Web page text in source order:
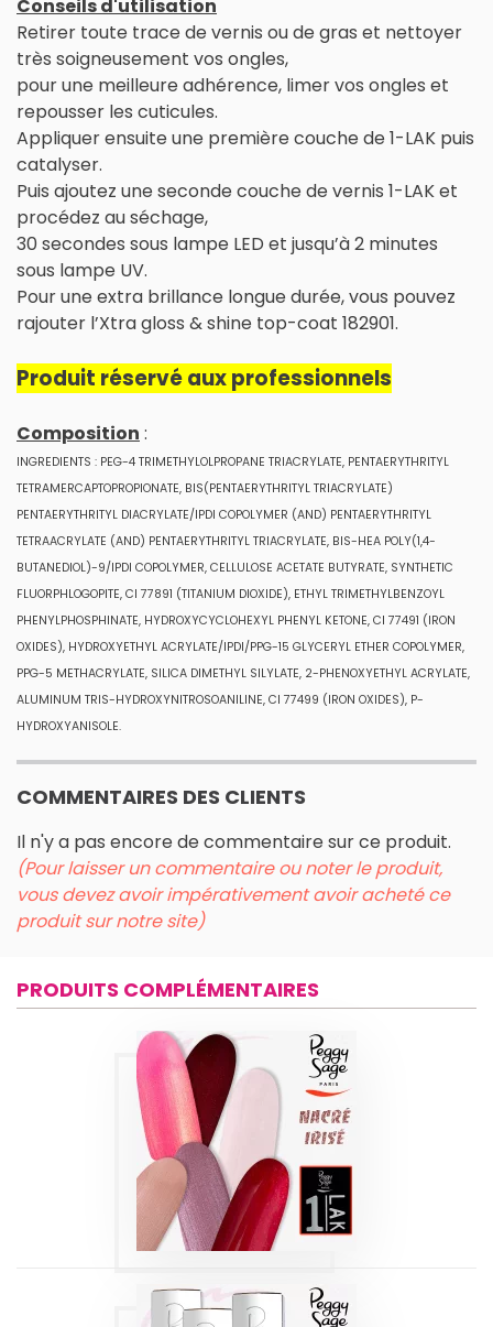
Conseils d'utilisation
Retirer toute trace de vernis ou de gras et nettoyer
très soigneusement vos ongles,
pour une meilleure adhérence, limer vos ongles et
repousser les cuticules.
Appliquer ensuite une première couche de 1-LAK puis
catalyser.
Puis ajoutez une seconde couche de vernis 1-LAK et
procédez au séchage,
30 secondes sous lampe LED et jusqu’à 2 minutes
sous lampe UV.
Pour une extra brillance longue durée, vous pouvez
rajouter l’Xtra gloss & shine top-coat 182901.
Produit réservé aux professionnels
Composition :
INGREDIENTS : PEG-4 TRIMETHYLOLPROPANE TRIACRYLATE, PENTAERYTHRITYL
TETRAMERCAPTOPROPIONATE, BIS(PENTAERYTHRITYL TRIACRYLATE)
PENTAERYTHRITYL DIACRYLATE/IPDI COPOLYMER (AND) PENTAERYTHRITYL
TETRAACRYLATE (AND) PENTAERYTHRITYL TRIACRYLATE, BIS-HEA POLY(1,4-
BUTANEDIOL)-9/IPDI COPOLYMER, CELLULOSE ACETATE BUTYRATE, SYNTHETIC
FLUORPHLOGOPITE, CI 77891 (TITANIUM DIOXIDE), ETHYL TRIMETHYLBENZOYL
PHENYLPHOSPHINATE, HYDROXYCYCLOHEXYL PHENYL KETONE, CI 77491 (IRON
OXIDES), HYDROXYETHYL ACRYLATE/IPDI/PPG-15 GLYCERYL ETHER COPOLYMER,
PPG-5 METHACRYLATE, SILICA DIMETHYL SILYLATE, 2-PHENOXYETHYL ACRYLATE,
ALUMINUM TRIS-HYDROXYNITROSOANILINE, CI 77499 (IRON OXIDES), P-
HYDROXYANISOLE.
COMMENTAIRES DES CLIENTS
Il n'y a pas encore de commentaire sur ce produit.
(Pour laisser un commentaire ou noter le produit,
vous devez avoir impérativement avoir acheté ce
produit sur notre site)
PRODUITS COMPLÉMENTAIRES
1-LAK 3-EN-1 SÉRIE
| IRISÉS-NACRÉS 5
Produits